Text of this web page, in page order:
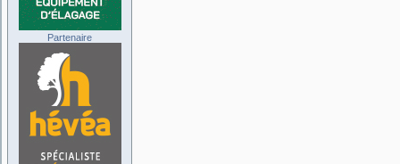
Partenaire